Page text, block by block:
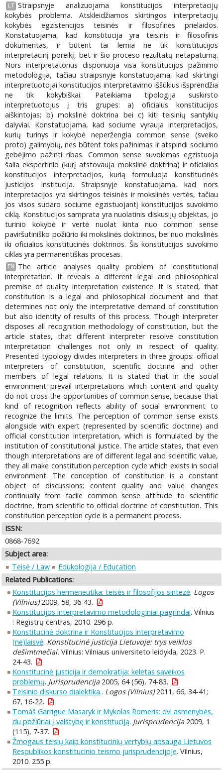
LT Straipsnyje analizuojama konstitucijos interpretacijų
kokybės problema. Atskleidžiamos skirtingos interpretacijų
kokybės egzistencijos teisinės ir filosofinės prielaidos.
Konstatuojama, kad konstitucija yra teisinis ir filosofinis
dokumentas, ir būtent tai lemia ne tik konstitucijos
interpretacinį poreikį, bet ir šio proceso rezultatų netapatumą.
Nors interpretatorius disponuoja visa konstitucijos pažinimo
metodologija, tačiau straipsnyje konstatuojama, kad skirtingi
interpretuotojai konstitucijos interpretavimo iššūkius išsprendžia
ne tik kokybiškai. Pateikiama tipologija suskirsto
interpretuotojus į tris grupes: a) oficialus konstitucijos
aiškintojas; b) mokslinė doktrina bei c) kiti teisinių santykių
dalyviai. Konstatuojama, kad sociume vyrauja interpretacijos,
kurių turinys ir kokybė neperžengia common sense (sveiko
proto) galimybių, nes būtent toks pažinimas ir atspindi sociumo
gebėjimo pažinti ribas. Common sense suvokimas egzistuoja
šalia ekspertinio (kurį atstovauja mokslinė doktrina) ir oficialios
konstitucijos interpretacijos, kurią formuluoja konstitucinės
justicijos institucija. Straipsnyje konstatuojama, kad nors
interpretacijos yra skirtingos teisinės ir mokslinės vertės, tačiau
jos visos sudaro sociume egzistuojantį konstitucijos suvokimo
ciklą. Konstitucijos samprata yra nuolatinis diskusijų objektas, jo
turinio kokybė ir vertė nuolat kinta nuo common sense
paviršutiniško požiūrio iki mokslinės doktrinos, bei nuo mokslinės
iki oficialios konstitucinės doktrinos. Šis konstitucijos suvokimo
ciklas yra permanentiškas procesas.
EN
The article analyses quality problem of constitutional
interpretation. It reveals a different legal and philosophical
premise of quality interpretation existence. It is stated, that
constitution is a legal and philosophical document and that
determines not only the interpretative demand of constitution
but also identity of results of this process. Though interpreter
disposes all recognition methodology of constitution, but the
article states, that different interpreter resolve constitution
interpretation challenges not only in respect of quality.
Presented typology divides interpreters in three groups: official
interpreters of constitution, scientific doctrine and other
members of legal relations. It is stated that in the social
environment prevail interpretations which content and quality
do not cross the opportunities of common sense, because that
kind of recognition reflects ability of social environment to
recognize the limits. The perception of common sense exists
alongside with expert (represented by scientific doctrine) and
official constitution interpretation, which is formulated by the
institution of constitutional justice. The article states, that even
though interpretations are of different legal and scientific value,
they all make constitution perception cycle which exists in social
environment. The conception of constitution is a constant
object of discussions; content quality and value changes
continually from facile common sense attitude to scientific
doctrine, from scientific to official doctrine of constitution. This
constitution perception cycle is a permanent process.
ISSN:
0868-7692
Subject area:
Teisė / Law
Edukologija / Education
Related Publications:
Konstitucijos hermeneutika: teisės ir filosofijos sintezė. Logos
(Vilnius)2009, 58, 36-43.
Konstitucijos interpretavimo metodologiniai pagrindai. Vilnius
: Registrų centras, 2010. 296 p.
Konstitucinė doktrina ir Konstitucijos interpretavimo
(ne)laisvė. Konstitucinė justicija Lietuvoje: trys veiklos
dešimtmečiai. Vilnius: Vilniaus universiteto leidykla, 2023. P.
24-43.
Konstitucinė justicija ir demokratija: keletas sąveikos
problemų. Jurisprudencija2005, 64 (56), 74-83.
Teisinio diskurso dialektika.. Logos (Vilnius)2011, 66, 34-41;
67, 16-22.
Tomáš Garrigue Masaryk ir Mykolas Romeris: dvi asmenybės,
du požiūriai į valstybę ir konstituciją. Jurisprudencija2009, 1
(115), 7-37.
Žmogaus teisių kaip konstitucinių vertybių apsauga Lietuvos
Respublikos konstitucinio teismo jurisprudencijoje. Vilnius,
2010. 255 p.